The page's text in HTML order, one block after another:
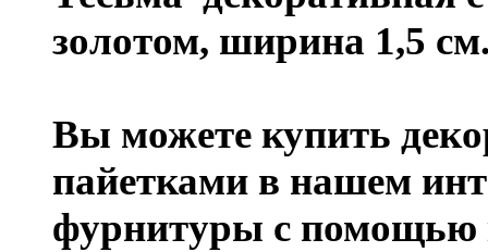
золотом, ширина 1,5
Вы можете купить
пайетками в нашем
фурнитуры с помощью